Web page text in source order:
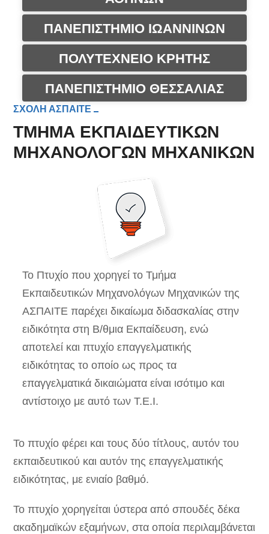
ΠΑΝΕΠΙΣΤΗΜΙΟ ΙΩΑΝΝΙΝΩΝ
ΠΟΛΥΤΕΧΝΕΙΟ ΚΡΗΤΗΣ
ΠΑΝΕΠΙΣΤΗΜΙΟ ΘΕΣΣΑΛΙΑΣ
ΣΧΟΛΗ ΑΣΠΑΙΤΕ
ΤΜΗΜΑ ΕΚΠΑΙΔΕΥΤΙΚΩΝ
ΜΗΧΑΝΟΛΟΓΩΝ ΜΗΧΑΝΙΚΩΝ
Το Πτυχίο που χορηγεί το Τμήμα
Εκπαιδευτικών Μηχανολόγων Μηχανικών της
ΑΣΠΑΙΤΕ παρέχει δικαίωμα διδασκαλίας στην
ειδικότητα στη Β/θμια Εκπαίδευση, ενώ
αποτελεί και πτυχίο επαγγελματικής
ειδικότητας το οποίο ως προς τα
επαγγελματικά δικαιώματα είναι ισότιμο και
αντίστοιχο με αυτό των Τ.Ε.Ι.
Το πτυχίο φέρει και τους δύο τίτλους, αυτόν του
εκπαιδευτικού και αυτόν της επαγγελματικής
ειδικότητας, με ενιαίο βαθμό.
Το πτυχίο χορηγείται ύστερα από σπουδές δέκα
ακαδημαϊκών εξαμήνων, στα οποία περιλαμβάνεται